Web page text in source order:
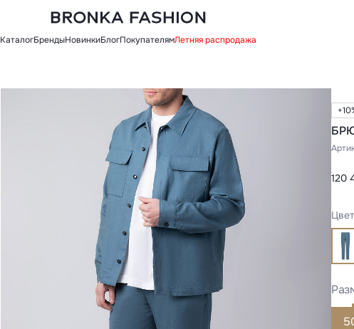
КаталогБрендыНовинкиБлогПокупателямЛетняя распродажа
120